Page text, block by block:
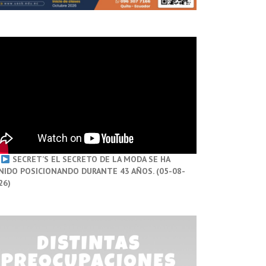
SECRET’S EL SECRETO DE LA MODA SE HA
POSICIONANDO DURANTE 43 AÑOS. (05-08-